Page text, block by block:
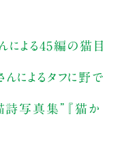
による45編の猫目
によるタフに野で
詩写真集”『猫か